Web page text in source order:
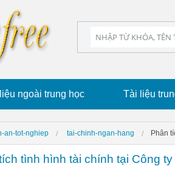
ngoài trung học Tài liệu
an-tot-nghiep tai-chinh-ngan-hang Phân
tình hình tài chính tại Công